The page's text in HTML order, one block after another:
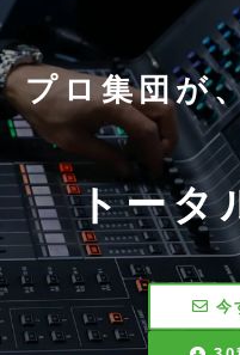
プロ集団が
トータ
今